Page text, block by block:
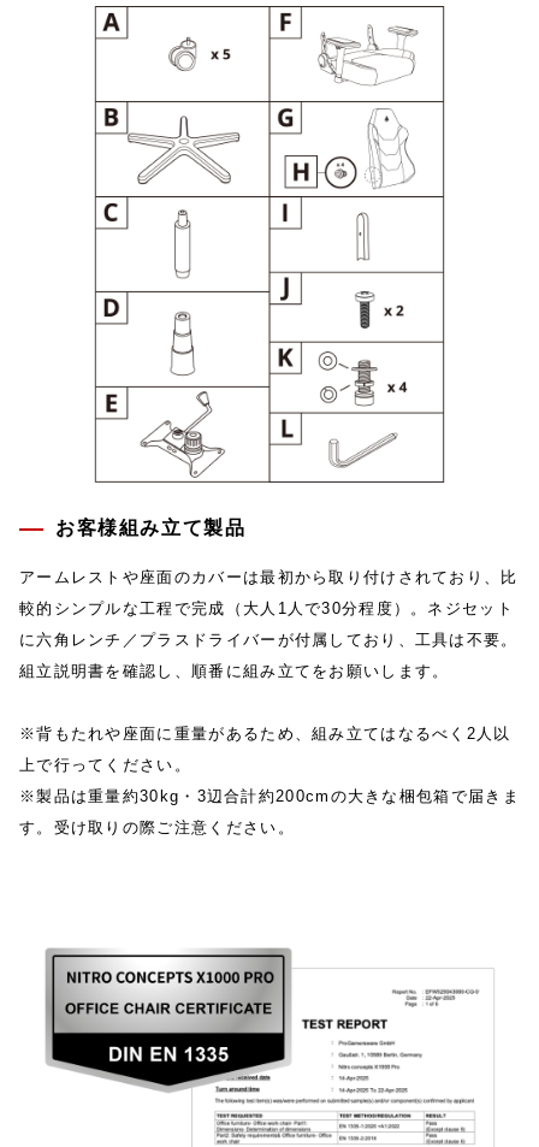
お客様組み立て製品
アームレストや座面のカバーは最初から取り付けされており、比
較的シンプルな工程で完成（大人1人で30分程度）。ネジセット
に六角レンチ／プラスドライバーが付属しており、工具は不要。
組立説明書を確認し、順番に組み立てをお願いします。
※背もたれや座面に重量があるため、組み立てはなるべく2人以
上で行ってください。
※製品は重量約30kg・3辺合計約200cmの大きな梱包箱で届きま
す。受け取りの際ご注意ください。